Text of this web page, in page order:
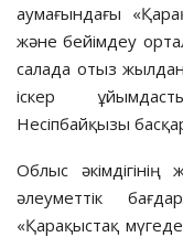
аумағындағы
және бейімдеу
салада отыз жылдан
іскер
Несіпбайқызы
Облыс
әлеуметтік
«Қарақыстақ